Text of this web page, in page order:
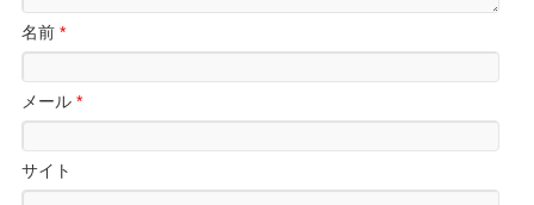
名前*
メール*
サイト